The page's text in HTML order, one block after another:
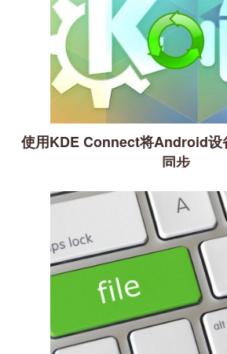
使用KDE Con​​nect将Android
同步